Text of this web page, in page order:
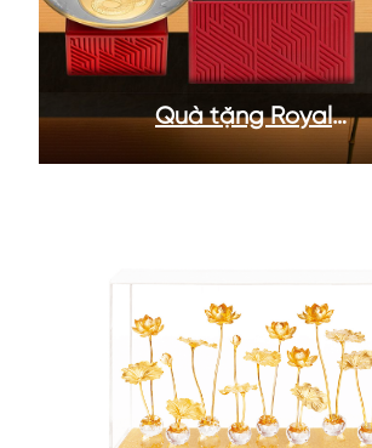
Quà tặng Royal
Selangor